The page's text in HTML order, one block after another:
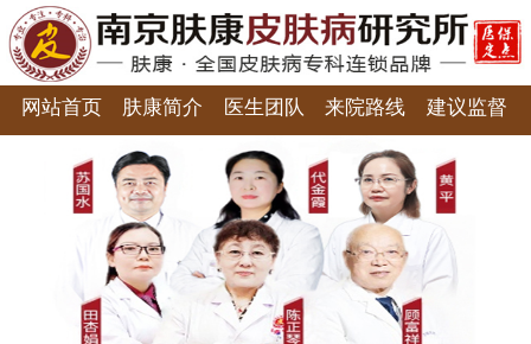
网站首页 肤康简介 医生团队 来院路线 建议监督